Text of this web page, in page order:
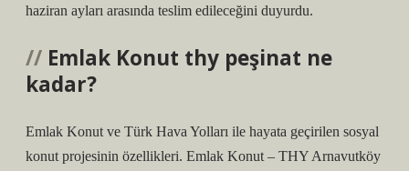
haziran ayları arasında teslim edileceğini duyurdu.
Emlak Konut thy peşinat ne
kadar?
Emlak Konut ve Türk Hava Yolları ile hayata geçirilen sosyal
konut projesinin özellikleri. Emlak Konut – THY Arnavutköy